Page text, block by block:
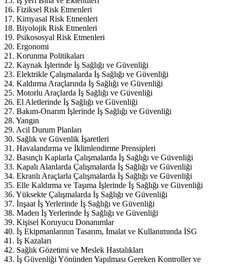
16. Fiziksel Risk Etmenleri
17. Kimyasal Risk Etmenleri
18. Biyolojik Risk Etmenleri
19. Psikososyal Risk Etmenleri
20. Ergonomi
21. Korunma Politikaları
22. Kaynak İşlerinde İş Sağlığı ve Güvenliği
23. Elektrikle Çalışmalarda İş Sağlığı ve Güvenliği
24. Kaldırma Araçlarında İş Sağlığı ve Güvenliği
25. Motorlu Araçlarda İş Sağlığı ve Güvenliği
26. El Aletlerinde İş Sağlığı ve Güvenliği
27. Bakım-Onarım İşlerinde İş Sağlığı ve Güvenliği
28. Yangın
29. Acil Durum Planları
30. Sağlık ve Güvenlik İşaretleri
31. Havalandırma ve İklimlendirme Prensipleri
32. Basınçlı Kaplarla Çalışmalarda İş Sağlığı ve Güvenliği
33. Kapalı Alanlarda Çalışmalarda İş Sağlığı ve Güvenliği
34. Ekranlı Araçlarla Çalışmalarda İş Sağlığı ve Güvenliği
35. Elle Kaldırma ve Taşıma İşlerinde İş Sağlığı ve Güvenliği
36. Yüksekte Çalışmalarda İş Sağlığı ve Güvenliği
37. İnşaat İş Yerlerinde İş Sağlığı ve Güvenliği
38. Maden İş Yerlerinde İş Sağlığı ve Güvenliği
39. Kişisel Koruyucu Donanımlar
40. İş Ekipmanlarının Tasarım, İmalat ve Kullanımında İSG
41. İş Kazaları
42. Sağlık Gözetimi ve Meslek Hastalıkları
43. İş Güvenliği Yönünden Yapılması Gereken Kontroller ve